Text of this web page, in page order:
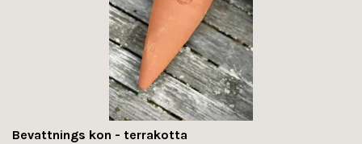
Bevattnings kon - terrakotta